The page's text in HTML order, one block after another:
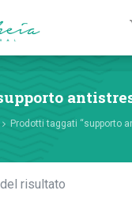
Prodotti taggati “supporto
risultato